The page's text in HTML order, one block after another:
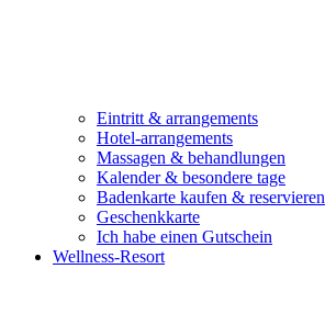
Eintritt & arrangements
Hotel-arrangements
Massagen & behandlungen
Kalender & besondere tage
Badenkarte kaufen & reservieren
Geschenkkarte
Ich habe einen Gutschein
Wellness-Resort